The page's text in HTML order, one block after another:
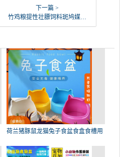
下一篇 >
竹鸡粮提性壮膘饲料斑鸠媒竹鸡媒山鸡媒鹧鸪媒专用饲料-鸡饲料(冲刺凯杰五金专营店仅售28.3元)
荷兰猪豚鼠龙猫兔子食盆食盒食槽用